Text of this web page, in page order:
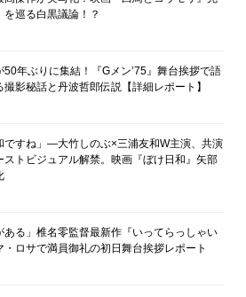
巡る白黒議論！？
年ぶりに集結！『Gメン’75』舞台挨拶で語
撮影秘話と丹波哲郎伝説【詳細レポート】
ですね」―大竹しのぶ×三浦友和W主演、共演
ストビジュアル解禁。映画『ぼけ日和』矢部
ある」椎名零監督最新作『いってらっしゃい
ロサで満員御礼の初日舞台挨拶レポート